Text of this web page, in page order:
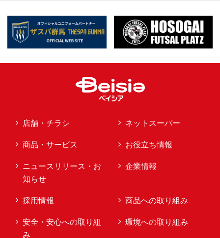
店舗・チラシ ネットスーパー
商品・サービス お役立ち情報
ニュースリリース・お
知らせ
企業情報
採用情報 商品への取り組み
安全・安心への取り組
み
環境への取り組み